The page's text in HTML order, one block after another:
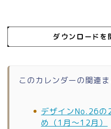
このカレンダーの関連
デザインNo.26の
め（1月〜12月）